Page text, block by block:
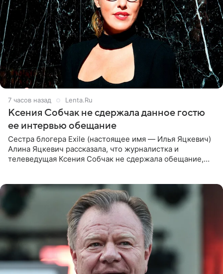
7 часов назад Lenta.Ru
Ксения Собчак не сдержала данное гостю
ее интервью обещание
Сестра блогера Exile (настоящее имя — Илья Яцкевич)
Алина Яцкевич рассказала, что журналистка и
телеведущая Ксения Собчак не сдержала обещание,